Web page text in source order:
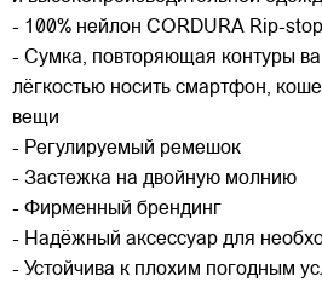
- 100% нейлон CORDURA Rip-stop
- Сумка, повторяющая контуры
лёгкостью носить смартфон,
вещи
- Регулируемый ремешок
- Застежка на двойную молнию
- Фирменный брендинг
- Надёжный аксессуар для
- Устойчива к плохим погодным